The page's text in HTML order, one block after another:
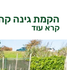
הקמת גינה
קרא עוד